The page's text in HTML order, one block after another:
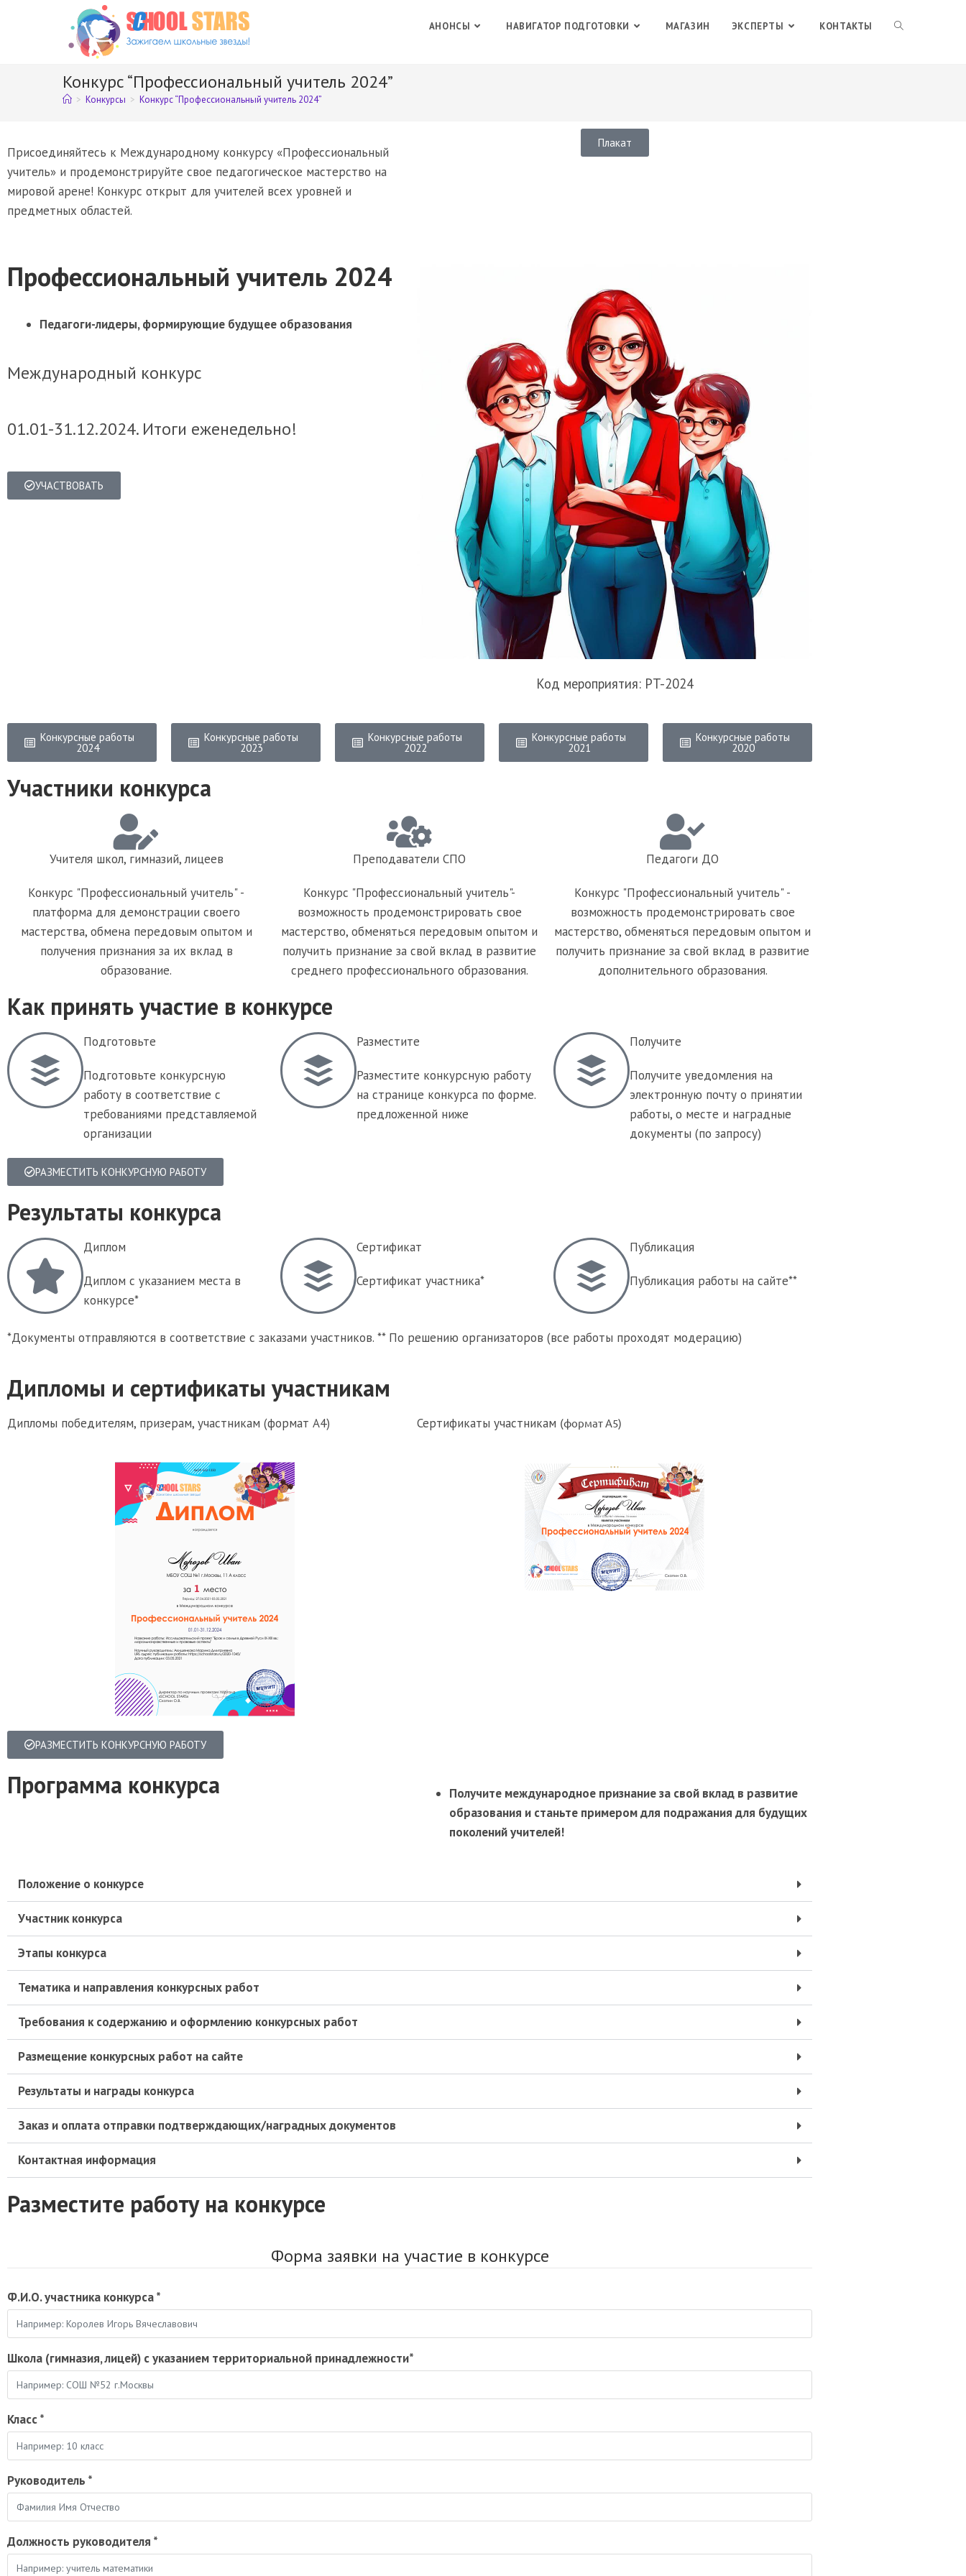
АНОНСЫ НАВИГАТОР ПОДГОТОВКИ МАГАЗИН ЭКСПЕРТЫ КОНТАКТЫ
Конкурс “Профессиональный учитель 2024”
> Конкурсы > Конкурс “Профессиональный учитель 2024”
Присоединяйтесь к Международному конкурсу «Профессиональный
учитель» и продемонстрируйте свое педагогическое мастерство на
мировой арене! Конкурс открыт для учителей всех уровней и
предметных областей.
Плакат
Профессиональный учитель 2024
Педагоги-лидеры, формирующие будущее образования
Международный конкурс
01.01-31.12.2024. Итоги еженедельно!
УЧАСТВОВАТЬ
Код мероприятия: PT-2024
Конкурсные работы
2024
Конкурсные работы
2023
Конкурсные работы
2022
Конкурсные работы
2021
Конкурсные работы
2020
Участники конкурса
Учителя школ, гимназий, лицеев
Конкурс "Профессиональный учитель" -
платформа для демонстрации своего
мастерства, обмена передовым опытом и
получения признания за их вклад в
образование.
Преподаватели СПО
Конкурс "Профессиональный учитель"-
возможность продемонстрировать свое
мастерство, обменяться передовым опытом и
получить признание за свой вклад в развитие
среднего профессионального образования.
Педагоги ДО
Конкурс "Профессиональный учитель" -
возможность продемонстрировать свое
мастерство, обменяться передовым опытом и
получить признание за свой вклад в развитие
дополнительного образования.
Как принять участие в конкурсе
Подготовьте
Подготовьте конкурсную
работу в соответствие с
требованиями представляемой
организации
Разместите
Разместите конкурсную работу
на странице конкурса по форме.
предложенной ниже
Получите
Получите уведомления на
электронную почту о принятии
работы, о месте и наградные
документы (по запросу)
РАЗМЕСТИТЬ КОНКУРСНУЮ РАБОТУ
Результаты конкурса
Диплом
Диплом с указанием места в
конкурсе*
Сертификат
Сертификат участника*
Публикация
Публикация работы на сайте**
*Документы отправляются в соответствие с заказами участников. ** По решению организаторов (все работы проходят модерацию)
Дипломы и сертификаты участникам
Дипломы победителям, призерам, участникам (формат А4) Сертификаты участникам (формат А5)
РАЗМЕСТИТЬ КОНКУРСНУЮ РАБОТУ
Программа конкурса
Получите международное признание за свой вклад в развитие
образования и станьте примером для подражания для будущих
поколений учителей!
Положение о конкурсе
Участник конкурса
Этапы конкурса
Тематика и направления конкурсных работ
Требования к содержанию и оформлению конкурсных работ
Размещение конкурсных работ на сайте
Результаты и награды конкурса
Заказ и оплата отправки подтверждающих/наградных документов
Контактная информация
Разместите работу на конкурсе
Форма заявки на участие в конкурсе
Ф.И.О. участника конкурса*
Школа (гимназия, лицей) с указанием территориальной принадлежности*
Класс*
Руководитель *
Должность руководителя *